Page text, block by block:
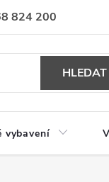
824 200
Hodnocení obchodu
HLEDAT
vybavení